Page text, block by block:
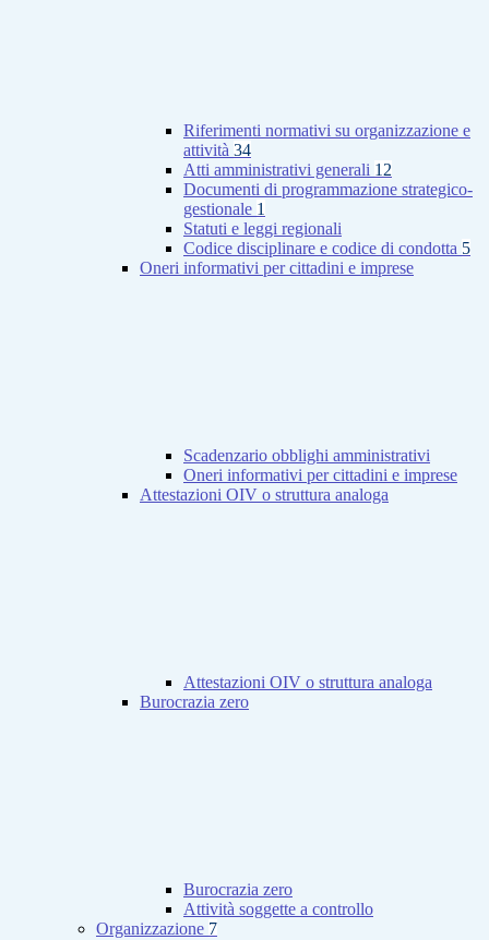
Riferimenti normativi su organizzazione e
attività 34
Atti amministrativi generali 12
Documenti di programmazione strategico-
gestionale 1
Statuti e leggi regionali
Codice disciplinare e codice di condotta 5
Oneri informativi per cittadini e imprese
Scadenzario obblighi amministrativi
Oneri informativi per cittadini e imprese
Attestazioni OIV o struttura analoga
Attestazioni OIV o struttura analoga
Burocrazia zero
Burocrazia zero
Attività soggette a controllo
Organizzazione 7